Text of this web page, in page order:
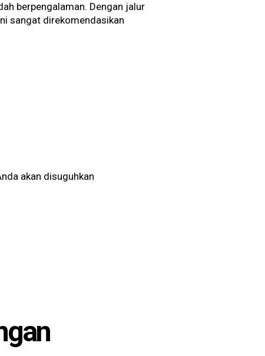
berpengalaman. Dengan jalur
sangat direkomendasikan
akan disuguhkan